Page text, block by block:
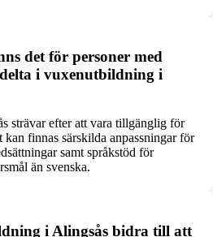
det för personer med
i vuxenutbildning i
strävar efter att vara tillgänglig för
finnas särskilda anpassningar för
samt språkstöd för
än svenska.
i Alingsås bidra till att